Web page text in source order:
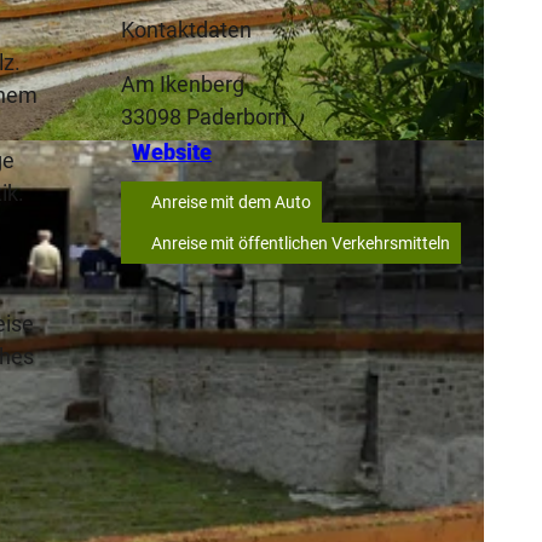
Kontaktdaten
Am Ikenberg
33098Paderborn
Website
Anreise mit dem Auto
Anreise mit öffentlichen Verkehrsmitteln